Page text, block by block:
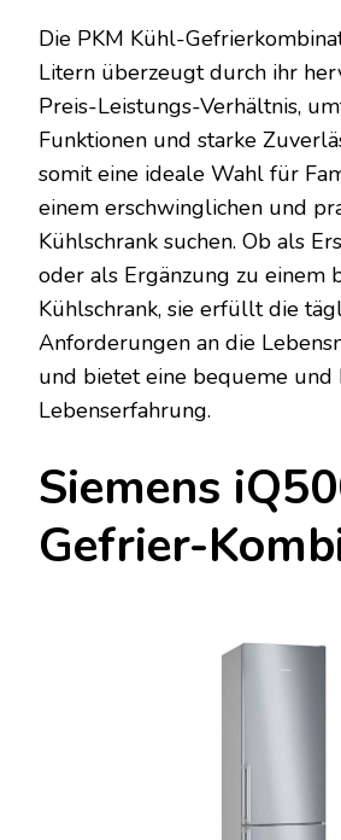
Die PKM Kühl-
Litern überzeugt durch ihr
Preis-Leistungs-Verhältnis,
Funktionen und starke
somit eine ideale Wahl für
einem erschwinglichen und
Kühlschrank suchen. Ob als
oder als Ergänzung zu einem
Kühlschrank, sie erfüllt die
Anforderungen an die
und bietet eine bequeme
Lebenserfahrung.
Siemens
Gefrier-